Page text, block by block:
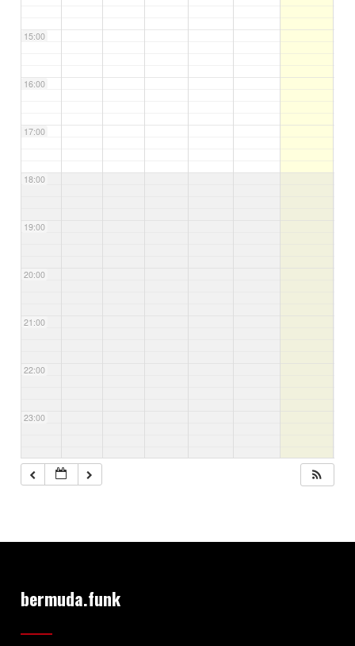
15:00
16:00
17:00
18:00
19:00
20:00
21:00
22:00
23:00
bermuda.funk